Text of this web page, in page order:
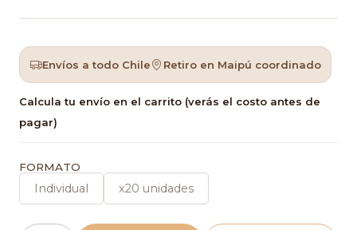
Envíos a todo Chile Retiro en Maipú coordinado
Calcula tu envío en el carrito (verás el costo antes de
pagar)
FORMATO
Individual x20 unidades